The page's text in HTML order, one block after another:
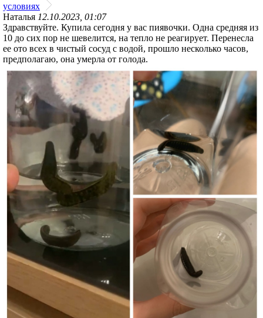
условиях
Наталья 12.10.2023, 01:07
Здравствуйте. Купила сегодня у вас пиявочки. Одна средняя из
10 до сих пор не шевелится, на тепло не реагирует. Перенесла
ее ото всех в чистый сосуд с водой, прошло несколько часов,
предполагаю, она умерла от голода.